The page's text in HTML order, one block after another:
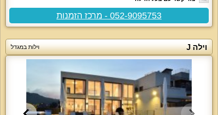
052-9095753 - מרכז הזמנות
וילה J וילות במגדל